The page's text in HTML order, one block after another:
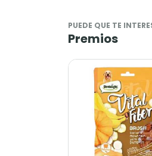
PUEDE QUE TE
Premios